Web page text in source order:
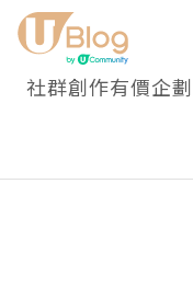
社群創作有價企劃